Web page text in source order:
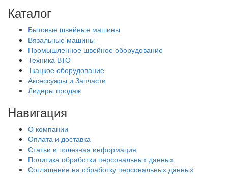
Каталог
Бытовые швейные машины
Вязальные машины
Промышленное швейное оборудование
Техника ВТО
Ткацкое оборудование
Аксессуары и Запчасти
Лидеры продаж
Навигация
О компании
Оплата и доставка
Статьи и полезная информация
Политика обработки персональных данных
Соглашение на обработку персональных данных